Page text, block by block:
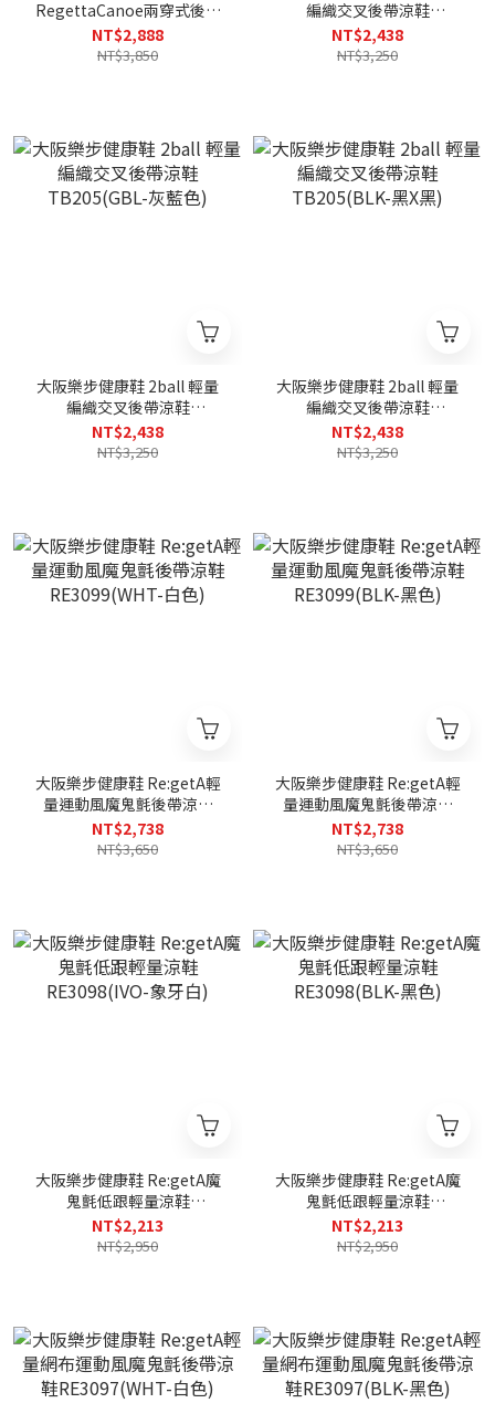
RegettaCanoe兩穿式後踩
綁帶便鞋休閒鞋CJFS6820
(DBR-深咖啡)
NT$2,888
NT$3,850
編織交叉後帶涼鞋
TB205(GRY-灰色)
NT$2,438
NT$3,250
大阪樂步健康鞋 2ball 輕量
編織交叉後帶涼鞋
TB205(GBL-灰藍色)
NT$2,438
NT$3,250
大阪樂步健康鞋 2ball 輕量
編織交叉後帶涼鞋
TB205(BLK-黑X黑)
NT$2,438
NT$3,250
大阪樂步健康鞋 Re:getA輕
量運動風魔鬼氈後帶涼鞋
RE3099(WHT-白色)
NT$2,738
NT$3,650
大阪樂步健康鞋 Re:getA輕
量運動風魔鬼氈後帶涼鞋
RE3099(BLK-黑色)
NT$2,738
NT$3,650
大阪樂步健康鞋 Re:getA魔
鬼氈低跟輕量涼鞋
RE3098(IVO-象牙白)
NT$2,213
NT$2,950
大阪樂步健康鞋 Re:getA魔
鬼氈低跟輕量涼鞋
RE3098(BLK-黑色)
NT$2,213
NT$2,950